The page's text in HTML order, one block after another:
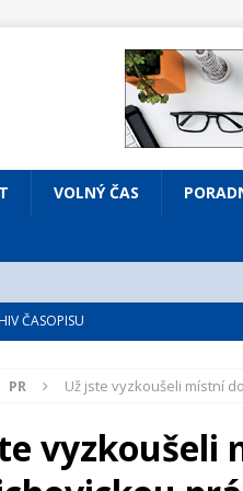
VOLNÝ ČAS
ČASOPISU
VOLNÝ ČAS
Prodaná nevěsta
KULTURA
ve Všenorech
PR Už jste vyzkoušeli místní
vyzkoušeli